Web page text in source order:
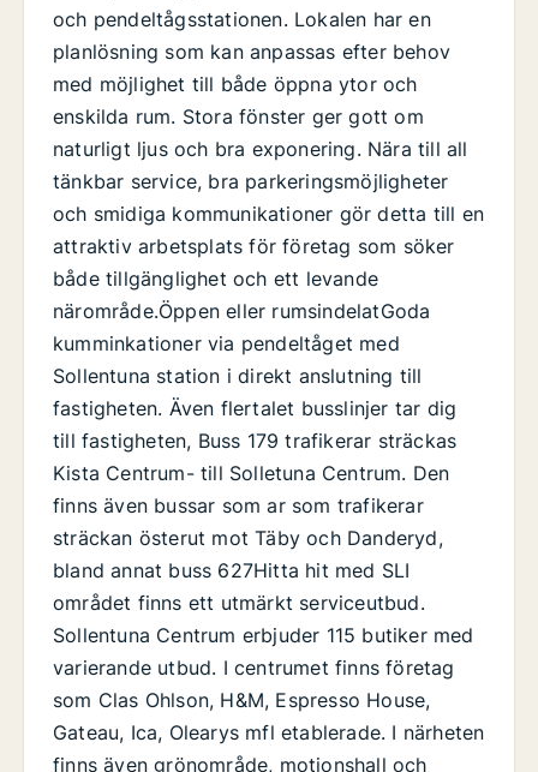
och pendeltågsstationen. Lokalen har en
planlösning som kan anpassas efter behov
med möjlighet till både öppna ytor och
enskilda rum. Stora fönster ger gott om
naturligt ljus och bra exponering. Nära till all
tänkbar service, bra parkeringsmöjligheter
och smidiga kommunikationer gör detta till en
attraktiv arbetsplats för företag som söker
både tillgänglighet och ett levande
närområde.Öppen eller rumsindelatGoda
kumminkationer via pendeltåget med
Sollentuna station i direkt anslutning till
fastigheten. Även flertalet busslinjer tar dig
till fastigheten, Buss 179 trafikerar sträckas
Kista Centrum- till Solletuna Centrum. Den
finns även bussar som ar som trafikerar
sträckan österut mot Täby och Danderyd,
bland annat buss 627Hitta hit med SLI
området finns ett utmärkt serviceutbud.
Sollentuna Centrum erbjuder 115 butiker med
varierande utbud. I centrumet finns företag
som Clas Ohlson, H&M, Espresso House,
Gateau, Ica, Olearys mfl etablerade. I närheten
finns även grönområde, motionshall och